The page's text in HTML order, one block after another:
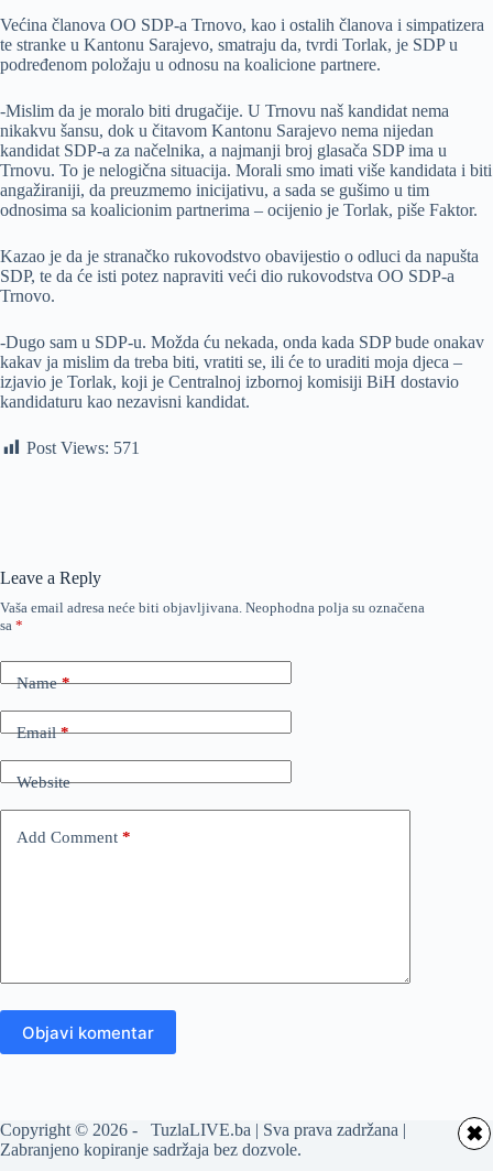
Većina članova OO SDP-a Trnovo, kao i ostalih članova i simpatizera
te stranke u Kantonu Sarajevo, smatraju da, tvrdi Torlak, je SDP u
podređenom položaju u odnosu na koalicione partnere.
-Mislim da je moralo biti drugačije. U Trnovu naš kandidat nema
nikakvu šansu, dok u čitavom Kantonu Sarajevo nema nijedan
kandidat SDP-a za načelnika, a najmanji broj glasača SDP ima u
Trnovu. To je nelogična situacija. Morali smo imati više kandidata i biti
angažiraniji, da preuzmemo inicijativu, a sada se gušimo u tim
odnosima sa koalicionim partnerima – ocijenio je Torlak, piše Faktor.
Kazao je da je stranačko rukovodstvo obavijestio o odluci da napušta
SDP, te da će isti potez napraviti veći dio rukovodstva OO SDP-a
Trnovo.
-Dugo sam u SDP-u. Možda ću nekada, onda kada SDP bude onakav
kakav ja mislim da treba biti, vratiti se, ili će to uraditi moja djeca –
izjavio je Torlak, koji je Centralnoj izbornoj komisiji BiH dostavio
kandidaturu kao nezavisni kandidat.
Post Views: 571
Leave a Reply
Vaša email adresa neće biti objavljivana. Neophodna polja su označena
sa *
Name*
Email*
Website
Add Comment *
Objavi komentar
Copyright © 2026 - TuzlaLIVE.ba | Sva prava zadržana |
Zabranjeno kopiranje sadržaja bez dozvole.
✖